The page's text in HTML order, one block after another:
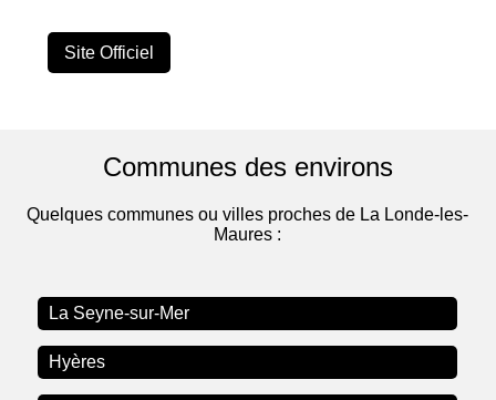
Site Officiel
Communes des environs
Quelques communes ou villes proches de La Londe-les-
Maures :
La Seyne-sur-Mer
Hyères